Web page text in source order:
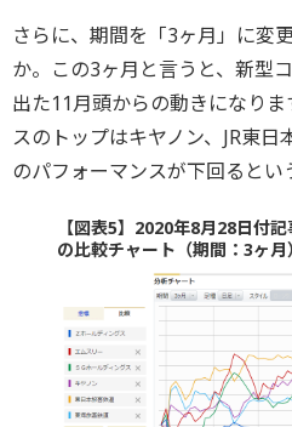
さらに、期間を「3ヶ月」に変
か。この3ヶ月と言うと、新型
出た11月頭からの動きになり
スのトップはキヤノン、JR東日
のパフォーマンスが下回るとい
【図表5】2020年8月28日付
の比較チャート（期間：3ヶ月）